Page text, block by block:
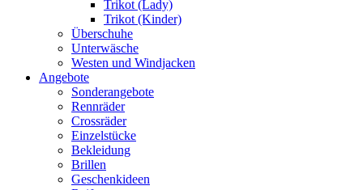
Trikot (Lady)
Trikot (Kinder)
Überschuhe
Unterwäsche
Westen und Windjacken
Angebote
Sonderangebote
Rennräder
Crossräder
Einzelstücke
Bekleidung
Brillen
Geschenkideen